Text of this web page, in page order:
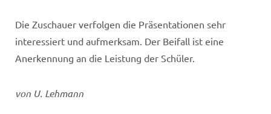
Die Zuschauer verfolgen die Präsentationen sehr
interessiert und aufmerksam. Der Beifall ist eine
Anerkennung an die Leistung der Schüler.
von U. Lehmann